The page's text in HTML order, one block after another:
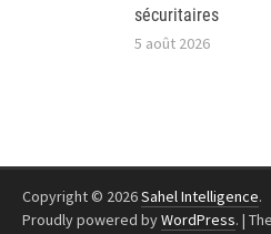
sécuritaires
5 août 2026
Copyright © 2026Sahel Intelligence.
Proudly powered byWordPress. |